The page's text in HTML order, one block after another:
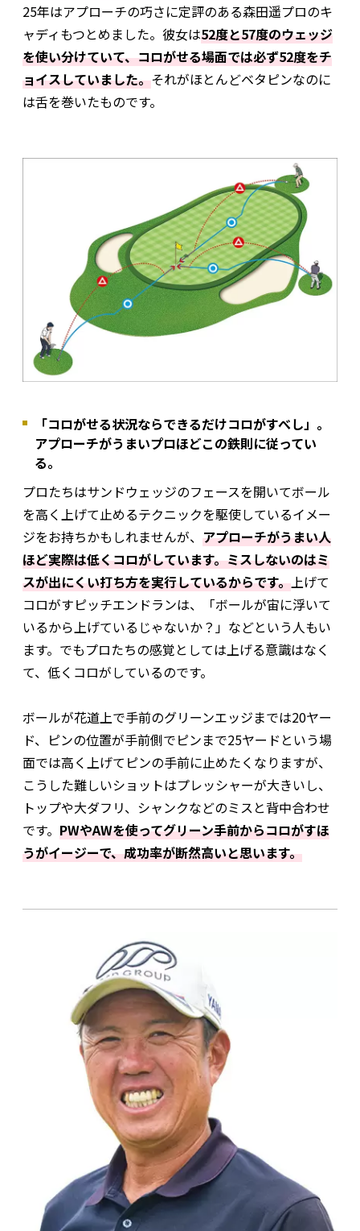
25年はアプローチの巧さに定評のある森田遥プロのキ
ャディもつとめました。彼女は52度と57度のウェッジ
を使い分けていて、コロがせる場面では必ず52度をチ
ョイスしていました。それがほとんどベタピンなのに
は舌を巻いたものです。
「コロがせる状況ならできるだけコロがすべし」。
アプローチがうまいプロほどこの鉄則に従ってい
る。
プロたちはサンドウェッジのフェースを開いてボール
を高く上げて止めるテクニックを駆使しているイメー
ジをお持ちかもしれませんが、 アプローチがうまい人
ほど実際は低くコロがしています。ミスしないのはミ
スが出にくい打ち方を実行しているからです。上げて
コロがすピッチエンドランは、「ボールが宙に浮いて
いるから上げているじゃないか？」などという人もい
ます。でもプロたちの感覚としては上げる意識はなく
て、低くコロがしているのです。
ボールが花道上で手前のグリーンエッジまでは20ヤー
ド、ピンの位置が手前側でピンまで25ヤードという場
面では高く上げてピンの手前に止めたくなりますが、
こうした難しいショットはプレッシャーが大きいし、
トップや大ダフリ、シャンクなどのミスと背中合わせ
です。 PWやAWを使ってグリーン手前からコロがすほ
うがイージーで、成功率が断然高いと思います。